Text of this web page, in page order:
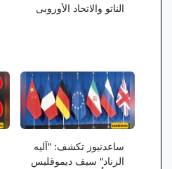
الناتو والاتحاد الأوروبی
ساعدنیوز تکشف: "آلیه
الزناد" سیف دیموقلیس